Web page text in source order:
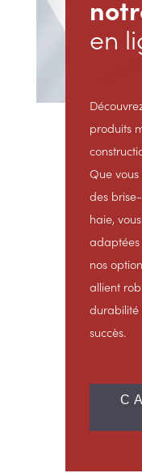
en
produits
Que
des
haie,
adaptées
nos
allient
durabilité
succès.